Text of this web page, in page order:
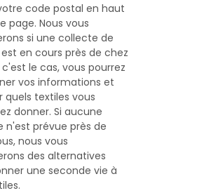
code postal en haut
page. Nous vous
si une collecte de
en cours près de chez
c'est le cas, vous pourrez
vos informations et
quels textiles vous
donner. Si aucune
n'est prévue près de
nous vous
des alternatives
une seconde vie à